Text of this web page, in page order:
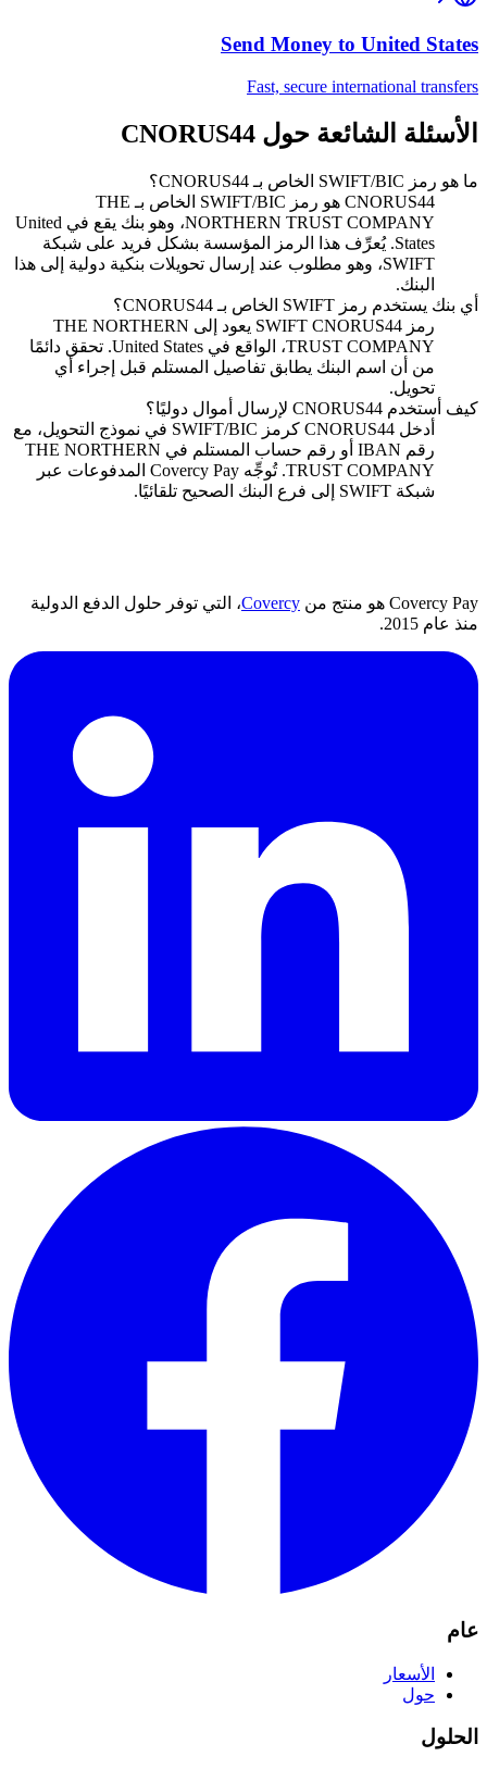
Send Money to United States
Fast, secure international transfers
الأسئلة الشائعة حول CNORUS44
ما هو رمز SWIFT/BIC الخاص بـ CNORUS44؟
CNORUS44 هو رمز SWIFT/BIC الخاص بـ THE
NORTHERN TRUST COMPANY، وهو بنك يقع في United
States. يُعرِّف هذا الرمز المؤسسة بشكل فريد على شبكة
SWIFT، وهو مطلوب عند إرسال تحويلات بنكية دولية إلى هذا
البنك.
أي بنك يستخدم رمز SWIFT الخاص بـ CNORUS44؟
رمز SWIFT CNORUS44 يعود إلى THE NORTHERN
TRUST COMPANY، الواقع في United States. تحقق دائمًا
من أن اسم البنك يطابق تفاصيل المستلم قبل إجراء أي
تحويل.
كيف أستخدم CNORUS44 لإرسال أموال دوليًا؟
أدخل CNORUS44 كرمز SWIFT/BIC في نموذج التحويل، مع
رقم IBAN أو رقم حساب المستلم في THE NORTHERN
TRUST COMPANY. تُوجِّه Covercy Pay المدفوعات عبر
شبكة SWIFT إلى فرع البنك الصحيح تلقائيًا.
Covercy Pay هو منتج من Covercy، التي توفر حلول الدفع الدولية
منذ عام 2015.
عام
الأسعار
حول
الحلول